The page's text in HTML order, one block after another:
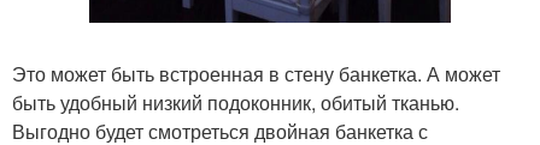
Это может быть встроенная в стену банкетка. А может
быть удобный низкий подоконник, обитый тканью.
Выгодно будет смотреться двойная банкетка с